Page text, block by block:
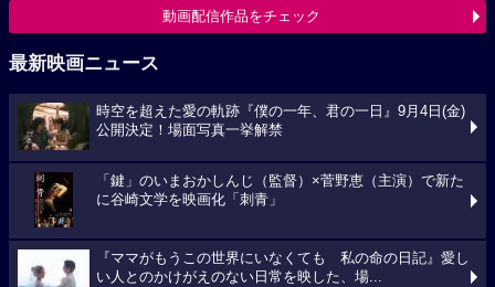
動画配信作品をチェック
最新映画ニュース
時空を超えた愛の軌跡『僕の一年、君の一日』9月4日(金)
公開決定！場面写真一挙解禁
「鍵」のいまおかしんじ（監督）×菅野恵（主演）で新た
に谷崎文学を映画化「刺青」
『ママがもうこの世界にいなくても 私の命の日記』愛し
い人とのかけがえのない日常を映した、場...